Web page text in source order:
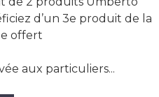
d’un 3e produit de la
offert
aux particuliers...